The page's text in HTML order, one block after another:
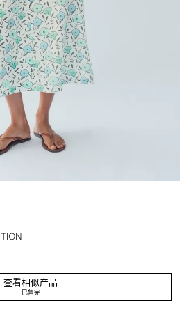
。撞色刺绣细节装饰。直筒下摆。
查看相似产品
已售完
¥